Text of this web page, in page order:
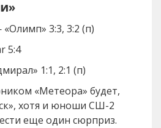
3:3, 3:2 (п)
5:4
1:1, 2:1 (п)
«Метеора» будет,
хотя и юноши СШ-2
еще один сюрприз.